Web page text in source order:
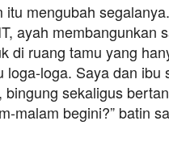
itu mengubah
ayah membangunkan
di ruang tamu yang
loga-loga. Saya dan ibu
bingung sekaligus
malam begini?” batin